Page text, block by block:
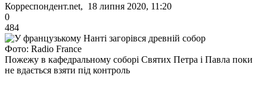
Корреспондент.net, 18 липня 2020, 11:20
0
484
Фото: Radio France
Пожежу в кафедральному соборі Святих Петра і Павла поки
не вдається взяти під контроль